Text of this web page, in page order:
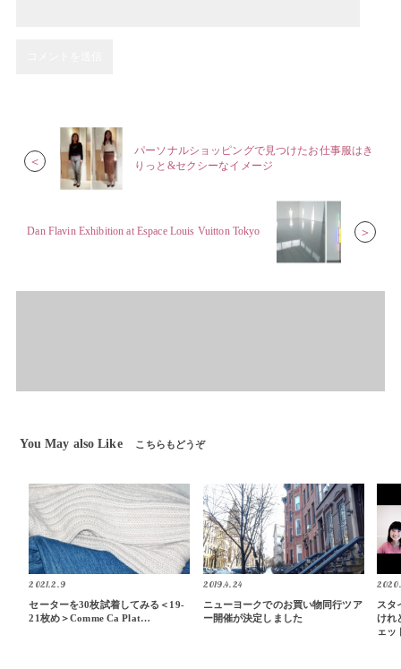
＜
パーソナルショッピングで見つけたお仕事服はき
りっと&セクシーなイメージ
Dan Flavin Exhibition at Espace Louis Vuitton Tokyo ＞
You May also Like こちらもどうぞ
2021.2.9
セーターを30枚試着してみる＜19-
21枚め＞Comme Ca Plat…
2019.4.24
ニューヨークでのお買い物同行ツア
ー開催が決定しました
スタ
けれ
ェ